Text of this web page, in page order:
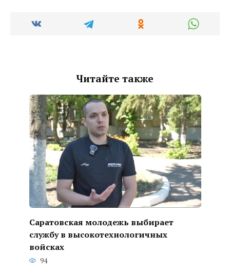
Читайте также
Саратовская молодежь выбирает
службу в высокотехнологичных
войсках
94